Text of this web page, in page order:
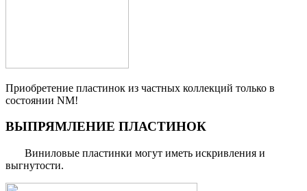
Приобретение пластинок из частных коллекций только в
состоянии NM!
ВЫПРЯМЛЕНИЕ ПЛАСТИНОК
Виниловые пластинки могут иметь искривления и
выгнутости.